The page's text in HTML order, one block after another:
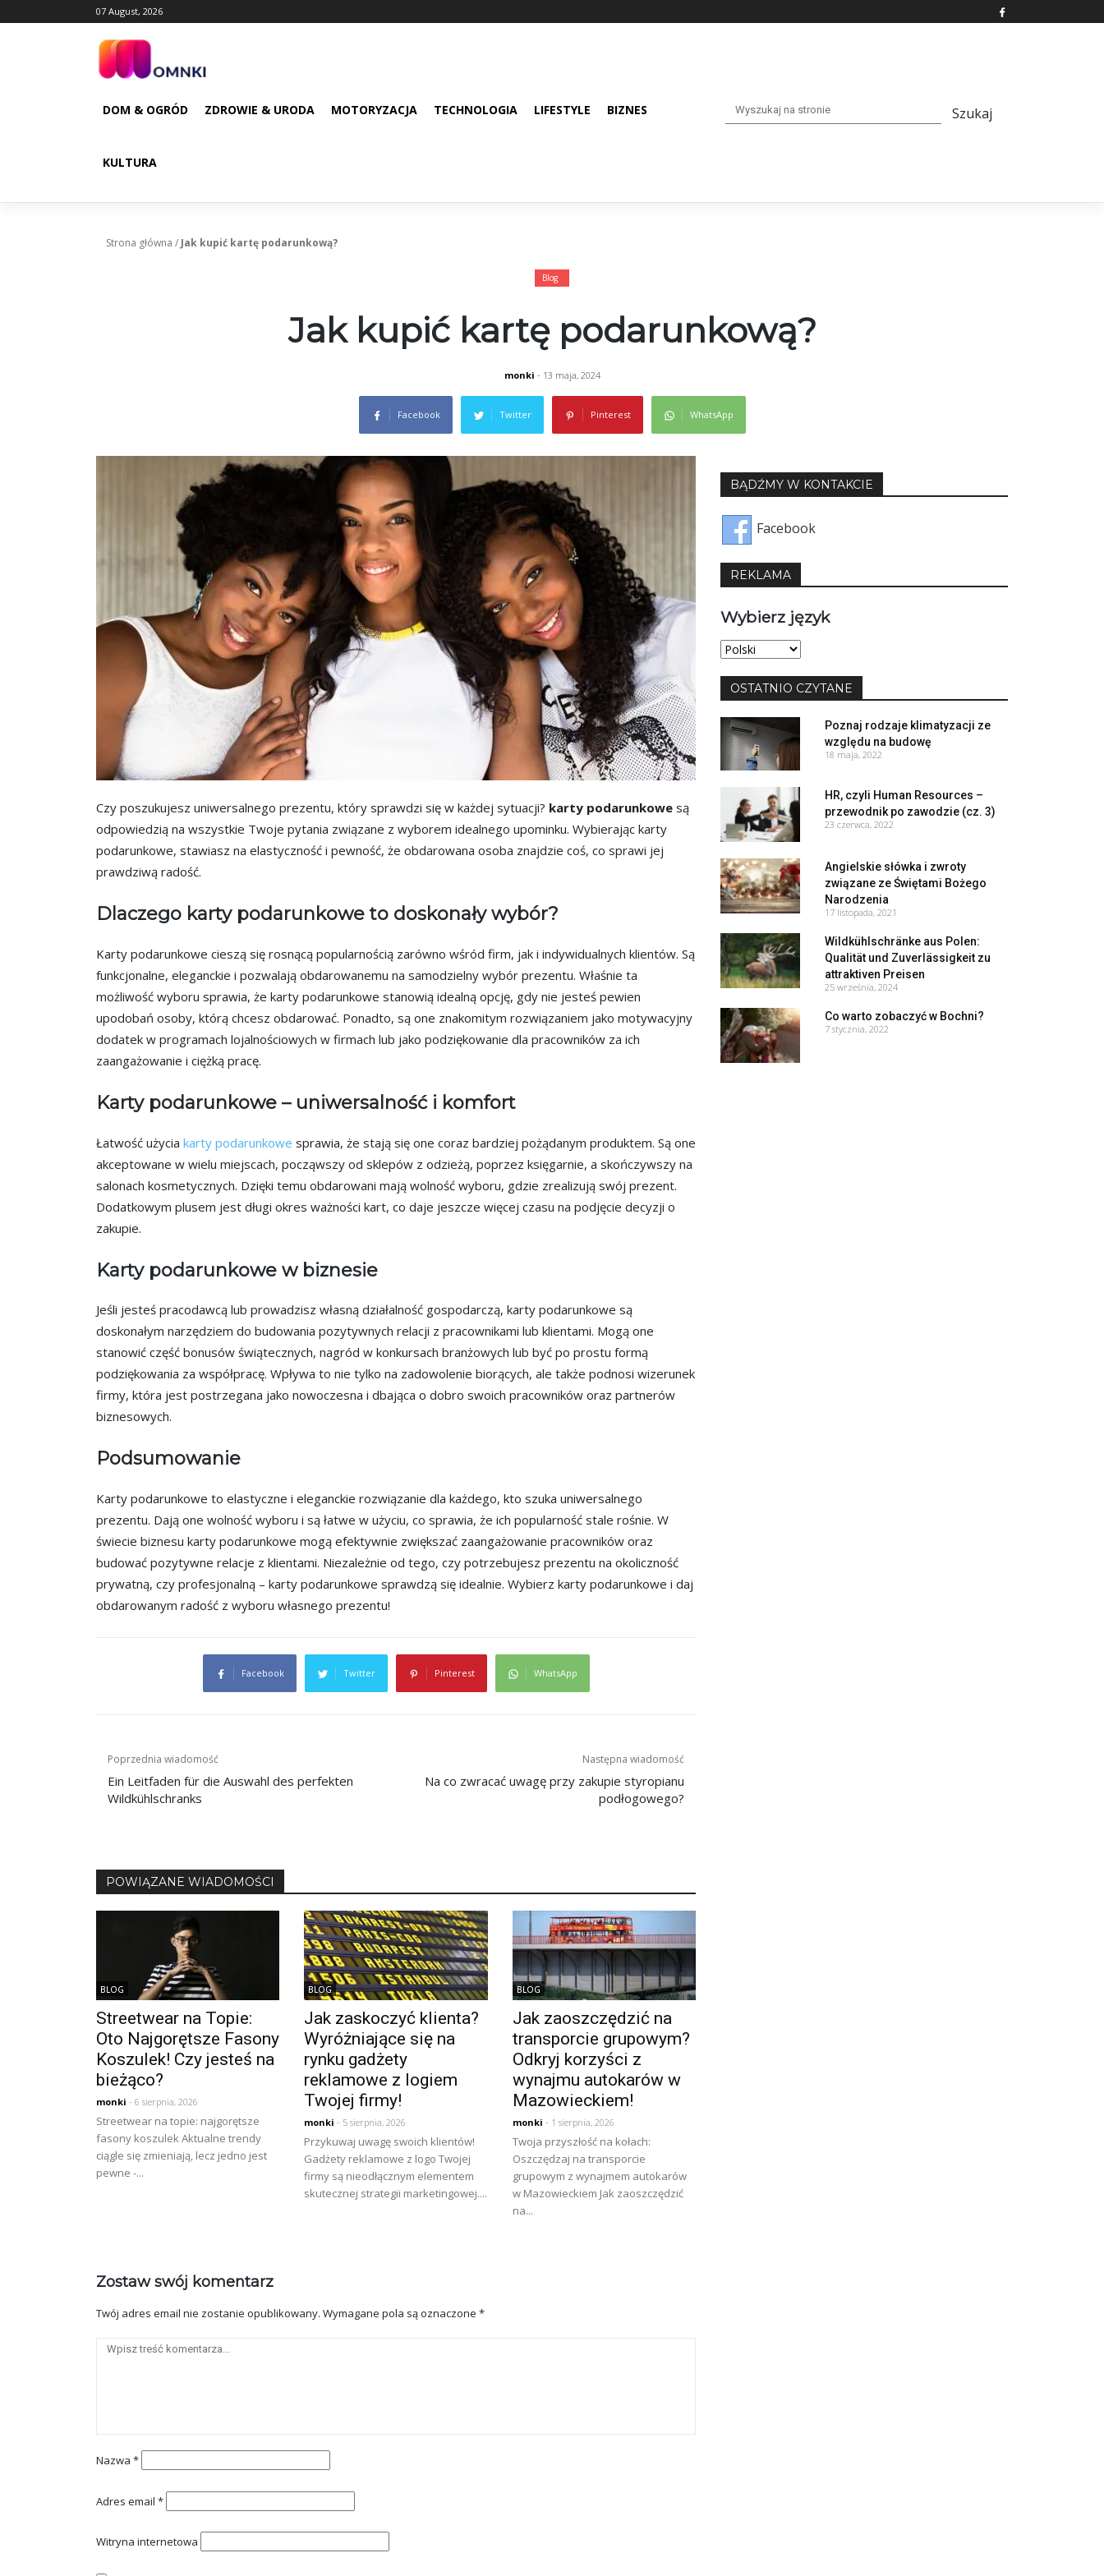
to
07 August, 2026
DOM & OGRÓD ZDROWIE & URODA MOTORYZACJA TECHNOLOGIA LIFESTYLE BIZNES
KULTURA
Strona główna / Jak kupić kartę podarunkową?
Blog
Jak kupić kartę podarunkową?
monki - 13 maja, 2024
Facebook Twitter Pinterest WhatsApp
Czy poszukujesz uniwersalnego prezentu, który sprawdzi się w każdej sytuacji? karty podarunkowe są
odpowiedzią na wszystkie Twoje pytania związane z wyborem idealnego upominku. Wybierając karty
podarunkowe, stawiasz na elastyczność i pewność, że obdarowana osoba znajdzie coś, co sprawi jej
prawdziwą radość.
Dlaczego karty podarunkowe to doskonały wybór?
Karty podarunkowe cieszą się rosnącą popularnością zarówno wśród firm, jak i indywidualnych klientów. Są
funkcjonalne, eleganckie i pozwalają obdarowanemu na samodzielny wybór prezentu. Właśnie ta
możliwość wyboru sprawia, że karty podarunkowe stanowią idealną opcję, gdy nie jesteś pewien
upodobań osoby, którą chcesz obdarować. Ponadto, są one znakomitym rozwiązaniem jako motywacyjny
dodatek w programach lojalnościowych w firmach lub jako podziękowanie dla pracowników za ich
zaangażowanie i ciężką pracę.
Karty podarunkowe – uniwersalność i komfort
Łatwość użycia karty podarunkowe sprawia, że stają się one coraz bardziej pożądanym produktem. Są one
akceptowane w wielu miejscach, począwszy od sklepów z odzieżą, poprzez księgarnie, a skończywszy na
salonach kosmetycznych. Dzięki temu obdarowani mają wolność wyboru, gdzie zrealizują swój prezent.
Dodatkowym plusem jest długi okres ważności kart, co daje jeszcze więcej czasu na podjęcie decyzji o
zakupie.
Karty podarunkowe w biznesie
Jeśli jesteś pracodawcą lub prowadzisz własną działalność gospodarczą, karty podarunkowe są
doskonałym narzędziem do budowania pozytywnych relacji z pracownikami lub klientami. Mogą one
stanowić część bonusów świątecznych, nagród w konkursach branżowych lub być po prostu formą
podziękowania za współpracę. Wpływa to nie tylko na zadowolenie biorących, ale także podnosi wizerunek
firmy, która jest postrzegana jako nowoczesna i dbająca o dobro swoich pracowników oraz partnerów
biznesowych.
Podsumowanie
Karty podarunkowe to elastyczne i eleganckie rozwiązanie dla każdego, kto szuka uniwersalnego
prezentu. Dają one wolność wyboru i są łatwe w użyciu, co sprawia, że ich popularność stale rośnie. W
świecie biznesu karty podarunkowe mogą efektywnie zwiększać zaangażowanie pracowników oraz
budować pozytywne relacje z klientami. Niezależnie od tego, czy potrzebujesz prezentu na okoliczność
prywatną, czy profesjonalną – karty podarunkowe sprawdzą się idealnie. Wybierz karty podarunkowe i daj
obdarowanym radość z wyboru własnego prezentu!
Facebook Twitter Pinterest WhatsApp
Nawigacja
wpisu
Poprzednia wiadomość
Ein Leitfaden für die Auswahl des perfekten
Wildkühlschranks
Następna wiadomość
Na co zwracać uwagę przy zakupie styropianu
podłogowego?
POWIĄZANE WIADOMOŚCI
BLOG
Streetwear na Topie:
Oto Najgorętsze Fasony
Koszulek! Czy jesteś na
bieżąco?
monki - 6 sierpnia, 2026
Streetwear na topie: najgorętsze
fasony koszulek Aktualne trendy
ciągle się zmieniają, lecz jedno jest
pewne -...
BLOG
Jak zaskoczyć klienta?
Wyróżniające się na
rynku gadżety
reklamowe z logiem
Twojej firmy!
monki - 5 sierpnia, 2026
Przykuwaj uwagę swoich klientów!
Gadżety reklamowe z logo Twojej
firmy są nieodłącznym elementem
skutecznej strategii marketingowej....
BLOG
Jak zaoszczędzić na
transporcie grupowym?
Odkryj korzyści z
wynajmu autokarów w
Mazowieckiem!
monki - 1 sierpnia, 2026
Twoja przyszłość na kołach:
Oszczędzaj na transporcie
grupowym z wynajmem autokarów
w Mazowieckiem Jak zaoszczędzić
na...
Zostaw swój komentarz
Twój adres email nie zostanie opublikowany. Wymagane pola są oznaczone *
Nazwa *
Adres email *
Witryna internetowa
BĄDŹMY W KONTAKCIE
Facebook
REKLAMA
Wybierz język
Wybierz
OSTATNIO CZYTANE
Poznaj rodzaje klimatyzacji ze
względu na budowę
18 maja, 2022
HR, czyli Human Resources –
przewodnik po zawodzie (cz. 3)
23 czerwca, 2022
Angielskie słówka i zwroty
związane ze Świętami Bożego
Narodzenia
17 listopada, 2021
Wildkühlschränke aus Polen:
Qualität und Zuverlässigkeit zu
attraktiven Preisen
25 września, 2024
Co warto zobaczyć w Bochni?
7 stycznia, 2022